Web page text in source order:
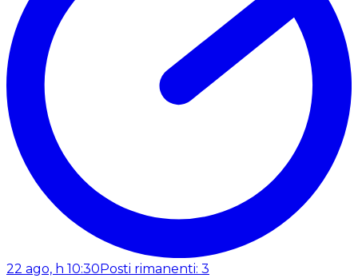
22 ago, h 10:30 Posti rimanenti: 3